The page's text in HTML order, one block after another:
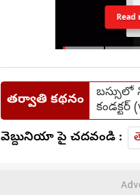
Read
తర్వాతి కథనం
బస్సులో
కండక్టర్
వెబ్దునియా పై చదవండి :